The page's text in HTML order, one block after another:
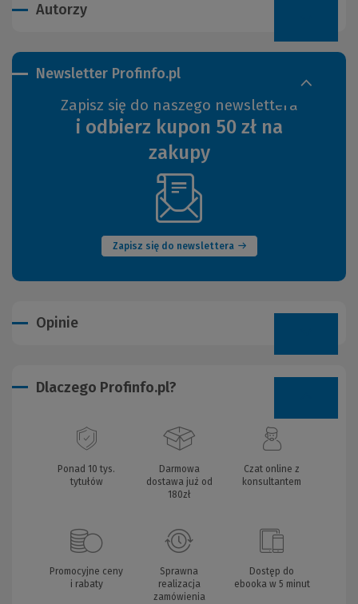
Autorzy
Newsletter Profinfo.pl
Zapisz się do naszego newslettera
i odbierz kupon 50 zł na
zakupy
Zapisz się do newslettera
(Nowe
okno)
Opinie
Dlaczego Profinfo.pl?
Ponad 10 tys.
tytułów
Darmowa
dostawa już od
180zł
Czat online z
konsultantem
Promocyjne ceny
i rabaty
Sprawna
realizacja
zamówienia
Dostęp do
ebooka w 5 minut